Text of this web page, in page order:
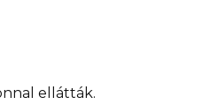
ellátták.